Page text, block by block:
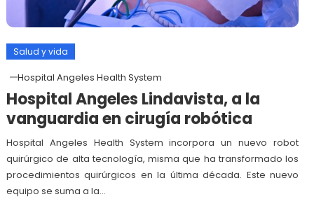
Salud y vida
Hospital Angeles Health System
Hospital Angeles Lindavista, a la
vanguardia en cirugía robótica
Hospital Angeles Health System incorpora un nuevo robot
quirúrgico de alta tecnología, misma que ha transformado los
procedimientos quirúrgicos en la última década. Este nuevo
equipo se suma a la…